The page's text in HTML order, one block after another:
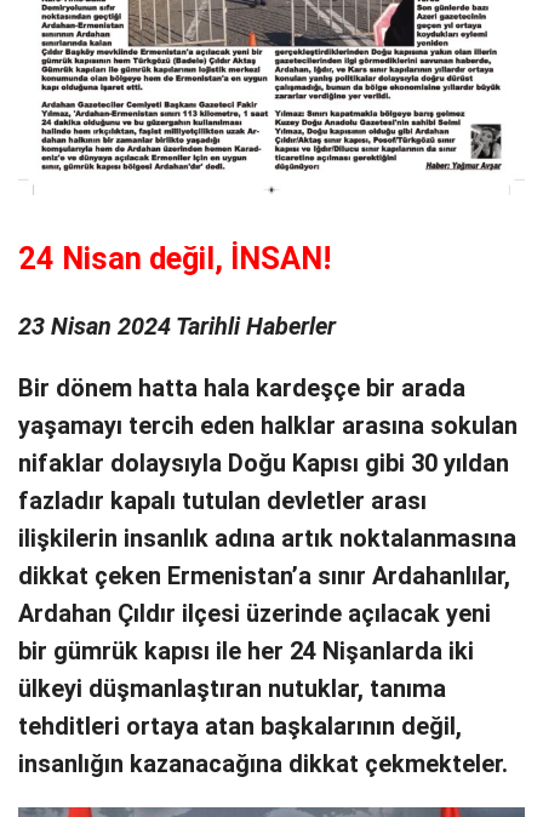
24 Nisan değil, İNSAN!
23 Nisan 2024 Tarihli Haberler
Bir dönem hatta hala kardeşçe bir arada
yaşamayı tercih eden halklar arasına sokulan
nifaklar dolaysıyla Doğu Kapısı gibi 30 yıldan
fazladır kapalı tutulan devletler arası
ilişkilerin insanlık adına artık noktalanmasına
dikkat çeken Ermenistan’a sınır Ardahanlılar,
Ardahan Çıldır ilçesi üzerinde açılacak yeni
bir gümrük kapısı ile her 24 Nişanlarda iki
ülkeyi düşmanlaştıran nutuklar, tanıma
tehditleri ortaya atan başkalarının değil,
insanlığın kazanacağına dikkat çekmekteler.